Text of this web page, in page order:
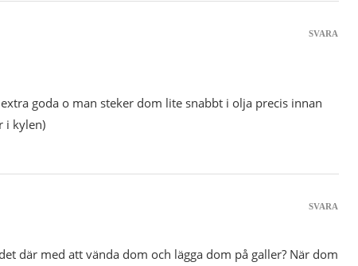
goda o man steker dom lite snabbt i olja precis innan
i kylen)
SVARA
där med att vända dom och lägga dom på galler? När dom
SVARA